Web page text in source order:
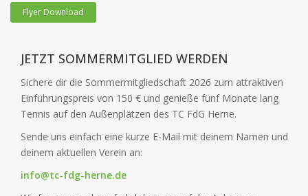
Flyer Download
JETZT SOMMERMITGLIED WERDEN
Sichere dir die Sommermitgliedschaft 2026 zum attraktiven
Einführungspreis von 150 € und genieße fünf Monate lang
Tennis auf den Außenplätzen des TC FdG Herne.
Sende uns einfach eine kurze E-Mail mit deinem Namen und
deinem aktuellen Verein an:
info@tc-fdg-herne.de